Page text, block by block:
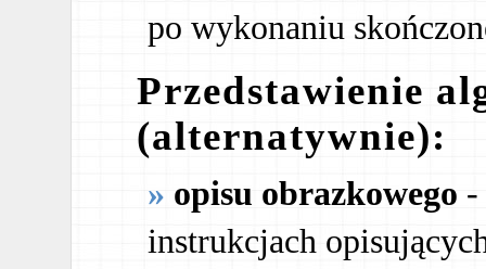
po wykonaniu
Przedstawienie
(alternatywnie):
opisu obrazkowego -
instrukcjach